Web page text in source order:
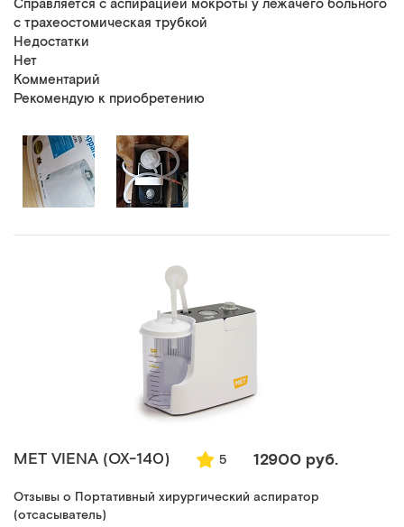
Справляется с аспирацией мокроты у лежачего больного
с трахеостомическая трубкой
Недостатки
Нет
Комментарий
Рекомендую к приобретению
MET VIENA (ОХ-140) 5 12900 руб.
Отзывы о Портативный хирургический аспиратор
(отсасыватель)